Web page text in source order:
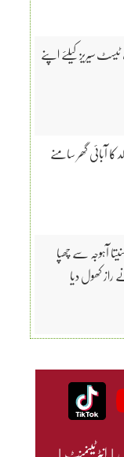
سیریز کیلئے اپنے
آبائی گھر سامنے
آہوجہ سے چھپا
راز کھول دیا